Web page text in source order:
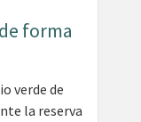
forma
verde de
la reserva